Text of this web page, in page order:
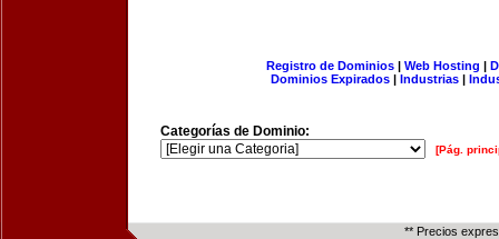
Registro de Dominios| Web Hosting |
Dominios Expirados | Industrias |
Categorías de Dominio:
[Pág.
** Precios